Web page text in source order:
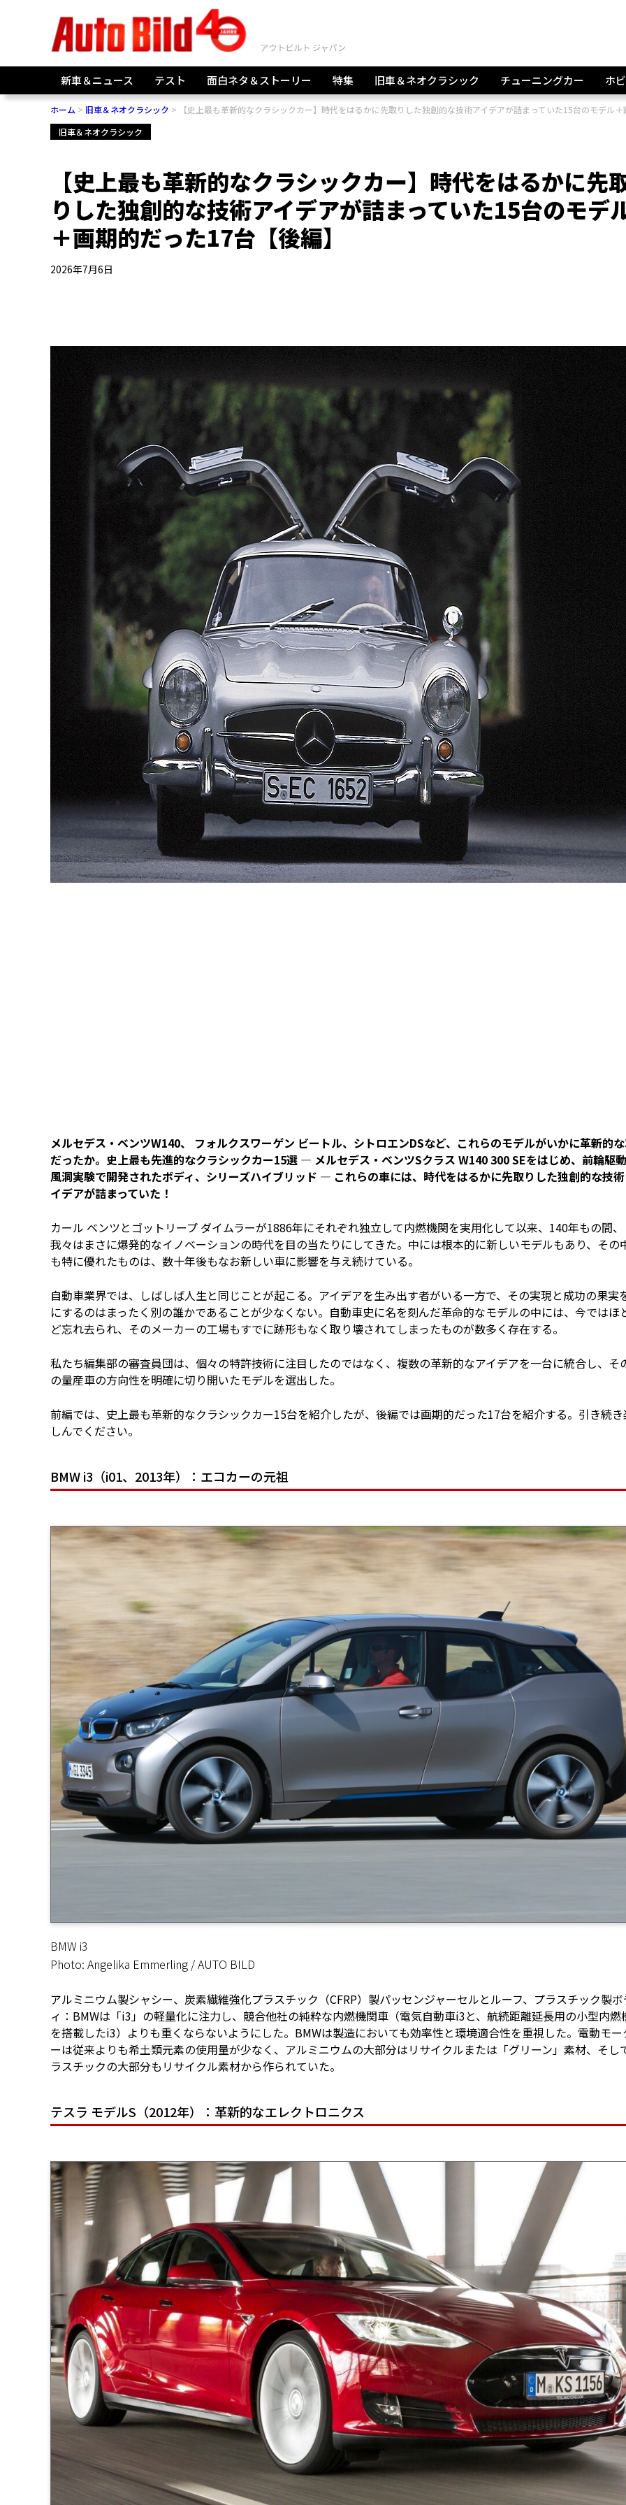
新車＆ニュース テスト 面白ネタ＆ストーリー 特集 旧車＆ネオクラシック チューニングカー ホ
ホーム 旧車＆ネオクラシック
【史上最も革新的なクラシックカー】時代をはるかに先取りした独創的な技術アイデアが詰まっていた15台のモデル＋
旧車＆ネオクラシック
【史上最も革新的なクラシックカー】時代をはるかに先
りした独創的な技術アイデアが詰まっていた15台のモデ
＋画期的だった17台【後編】
2026年7月6日
メルセデス・ベンツW140、 フォルクスワーゲン ビートル、シトロエンDSなど、これらのモデルがいかに革新的
だったか。史上最も先進的なクラシックカー15選 ― メルセデス・ベンツSクラス W140 300 SEをはじめ、前輪駆動
風洞実験で開発されたボディ、シリーズハイブリッド ― これらの車には、時代をはるかに先取りした独創的な技
イデアが詰まっていた！
カール ベンツとゴットリープ ダイムラーが1886年にそれぞれ独立して内燃機関を実用化して以来、140年もの間、
我々はまさに爆発的なイノベーションの時代を目の当たりにしてきた。中には根本的に新しいモデルもあり、その
も特に優れたものは、数十年後もなお新しい車に影響を与え続けている。
自動車業界では、しばしば人生と同じことが起こる。アイデアを生み出す者がいる一方で、その実現と成功の果実
にするのはまったく別の誰かであることが少なくない。自動車史に名を刻んだ革命的なモデルの中には、今ではほ
ど忘れ去られ、そのメーカーの工場もすでに跡形もなく取り壊されてしまったものが数多く存在する。
私たち編集部の審査員団は、個々の特許技術に注目したのではなく、複数の革新的なアイデアを一台に統合し、そ
の量産車の方向性を明確に切り開いたモデルを選出した。
前編では、史上最も革新的なクラシックカー15台を紹介したが、後編では画期的だった17台を紹介する。引き続き
しんでください。
BMW i3（i01、2013年）：エコカーの元祖
BMW i3
Photo: Angelika Emmerling / AUTO BILD
アルミニウム製シャシー、炭素繊維強化プラスチック（CFRP）製パッセンジャーセルとルーフ、プラスチック製
ィ：BMWは「i3」の軽量化に注力し、競合他社の純粋な内燃機関車（電気自動車i3と、航続距離延長用の小型内燃
を搭載したi3）よりも重くならないようにした。BMWは製造においても効率性と環境適合性を重視した。電動モー
ーは従来よりも希土類元素の使用量が少なく、アルミニウムの大部分はリサイクルまたは「グリーン」素材、そし
ラスチックの大部分もリサイクル素材から作られていた。
テスラ モデルS（2012年）：革新的なエレクトロニクス